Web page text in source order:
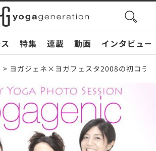
search
特集 連載 動画 インタビュー
> ヨガジェネ×ヨガフェスタ2008の初コラ